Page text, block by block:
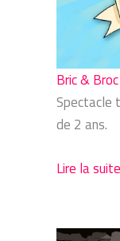
Bric & Broc
Spectacle
de 2 ans.
Lire la